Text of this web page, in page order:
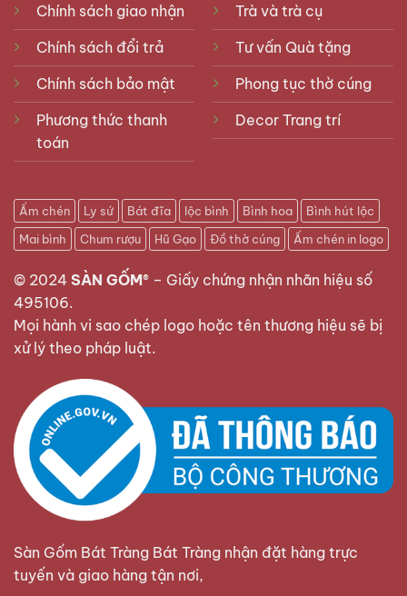
Chính sách giao nhận
Chính sách đổi trả
Chính sách bảo mật
Phương thức thanh
toán
Trà và trà cụ
Tư vấn Quà tặng
Phong tục thờ cúng
Decor Trang trí
Ấm chén Ly sứ Bát đĩa lộc bình Bình hoa
Bình hút lộc
Mai bình
Chum rượu Hũ Gạo Đồ thờ cúng Ấm chén in logo
© 2024 SÀN GỐM® – Giấy chứng nhận nhãn hiệu số
495106.
Mọi hành vi sao chép logo hoặc tên thương hiệu sẽ bị
xử lý theo pháp luật.
Sàn Gốm Bát Tràng Bát Tràng nhận đặt hàng trực
tuyến và giao hàng tận nơi,